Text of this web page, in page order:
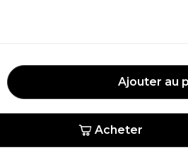
Ajouter au
Acheter